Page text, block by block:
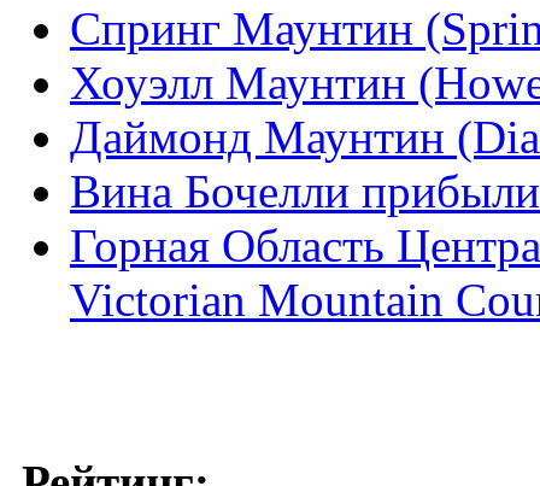
Спринг Маунтин
Хоуэлл Маунтин
Даймонд Маунтин
Вина Бочелли
Горная Область
Victorian Mountain